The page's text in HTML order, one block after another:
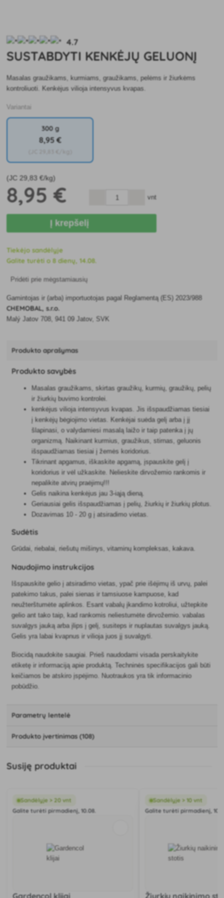
4.7
SUSTABDYTI KENKĖJŲ GELUONĮ
Masalas graužikams, kurmiams, graužikams, pelėms ir žiurkėms
kontroliuoti. Kenkėjus vilioja intensyvus kvapas.
Variantai
300 g
8,95 €
,83 €/kg)
(JC29,83 €/kg)
8,95 € vnt
Į krepšelį
Tiekėjo sandėlyje
Galite turėti o 8 dienų, 14.08.
Pridėti prie mėgstamiausių
Gamintojas ir (arba) importuotojas pagal Reglamentą (ES) 2023/988
CHEMOBAL, s.r.o.
Malý Jatov 708, 941 09 Jatov, SVK
Produkto aprašymas
Produkto savybės
Masalas graužikams, skirtas graužikų, kurmių, graužikų, pelių
ir žiurkių buvimo kontrolei.
kenkėjus vilioja intensyvus kvapas. Jis išspaudžiamas tiesiai
į kenkėjų bėgiojimo vietas. Kenkėjai suėda gelį arba į jį
šlapinasi, o valydamiesi masalą laižo ir taip patenka į jų
organizmą. Naikinant kurmius, graužikus, stirnas, geluonis
išspaudžiamas tiesiai į žemės koridorius.
Tikrinant apgamus, iškaskite apgamą, įspauskite gelį į
koridorius ir vėl užkaskite. Nelieskite dirvožemio rankomis ir
nepalikite atvirų praėjimų!!!
Gelis naikina kenkėjus jau 3-iąją dieną.
Geriausiai gelis išspaudžiamas į pelių, žiurkių ir žiurkių plotus.
Dozavimas 10 - 20 g į atsiradimo vietas.
Sudėtis
Grūdai, riebalai, riešutų mišinys, vitaminų kompleksas, kakava.
Naudojimo instrukcijos
Išspauskite gelio į atsiradimo vietas, ypač prie išėjimų iš urvų, palei
patekimo takus, palei sienas ir tamsiuose kampuose, kad
neužterštumėte aplinkos. Esant vabalų įkandimo kotroliui, užtepkite
gelio ant tako taip, kad rankomis neliestumėte dirvožemio. vabalas
suvalgys jauką arba įlips į gelį, susiteps ir nuplautas suvalgys jauką.
Gelis yra labai kvapnus ir vilioja juos jį suvalgyti.
Biocidą naudokite saugiai. Prieš naudodami visada perskaitykite
etiketę ir informaciją apie produktą. Techninės specifikacijos gali būti
keičiamos be atskiro įspėjimo. Nuotraukos yra tik informacinio
pobūdžio.
Parametrų lentelė
Produkto įvertinimas (108)
Susiję produktai
Sandėlyje > 20 vnt
Galite turėti pirmadienį, 10.08.
Sandėlyje > 10 vnt
Galite turėti pirmadienį,